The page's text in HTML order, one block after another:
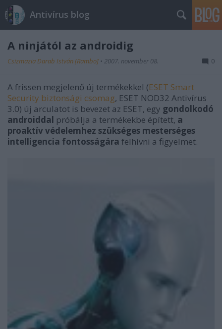
Antivírus blog
A ninjától az androidig
Csizmazia Darab István [Rambo] • 2007. november 08. 0
A frissen megjelenő új termékekkel (ESET Smart
Security biztonsági csomag, ESET NOD32 Antivírus
3.0) új arculatot is bevezet az ESET, egy gondolkodó
androiddal próbálja a termékekbe épített, a
proaktív védelemhez szükséges mesterséges
intelligencia fontosságára felhívni a figyelmet.